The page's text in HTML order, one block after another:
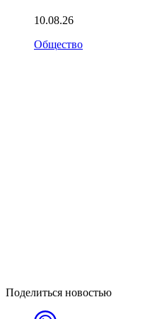
10.08.26
Общество
Поделиться новостью